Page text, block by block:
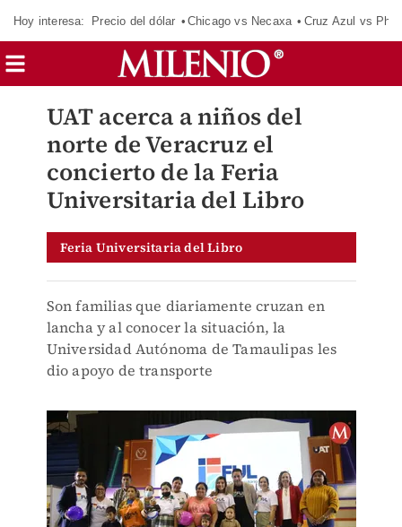
Hoy interesa: Precio del dólar Chicago vs Necaxa Cruz Azul vs
UAT acerca a niños del
norte de Veracruz el
concierto de la Feria
Universitaria del Libro
Feria Universitaria del Libro
Son familias que diariamente cruzan en
lancha y al conocer la situación, la
Universidad Autónoma de Tamaulipas les
dio apoyo de transporte